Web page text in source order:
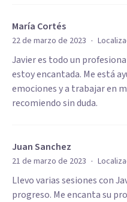
María Cortés
22 de marzo de 2023 ·
Javier es todo un
estoy encantada. Me está
emociones y a trabajar en
recomiendo sin duda.
Juan Sanchez
21 de marzo de 2023 ·
Llevo varias sesiones con
progreso. Me encanta su